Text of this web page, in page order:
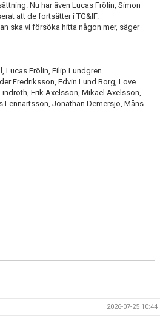
Nu har även Lucas Frölin, Simon
att de fortsätter i TG&IF.
ska vi försöka hitta någon mer, säger
Lucas Frölin, Filip Lundgren.
Fredriksson, Edvin Lund Borg, Love
Erik Axelsson, Mikael Axelsson,
Lennartsson, Jonathan Demersjö, Måns
2026-07-25 10:44